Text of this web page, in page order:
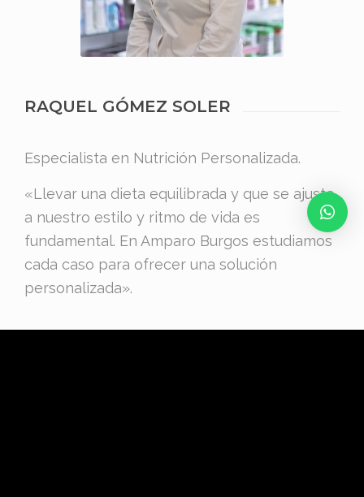
RAQUEL GÓMEZ SOLER
Especialista en Nutrición Personalizada.
«Llevar una dieta equilibrada y que se ajuste
a nuestro estilo y ritmo de vida es
fundamental. En Amparo Burgos estudiamos
cada caso para ofrecer una solución
personalizada».